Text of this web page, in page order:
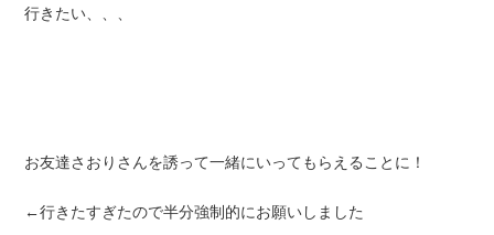
行きたい、、、
お友達さおりさんを誘って一緒にいってもらえることに！
←行きたすぎたので半分強制的にお願いしました